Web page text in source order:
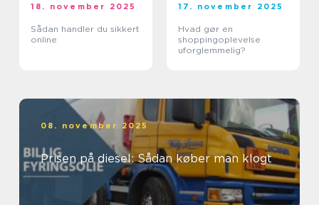
18. november 2025
Sådan handler du sikkert
online
17. november 2025
Hvad gør en
shoppingoplevelse
uforglemmelig?
08. november 2025
Prisen på diesel: Sådan køber man klogt